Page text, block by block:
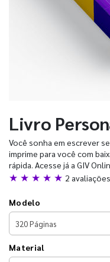
Livro
Você sonha em escrever
imprime para você com
rápida. Acesse já a GIV
★ ★ ★ ★ ★ 2 avaliações
Modelo
Material